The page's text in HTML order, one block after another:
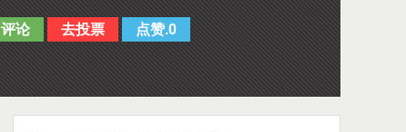
评论 去投票 点赞.0